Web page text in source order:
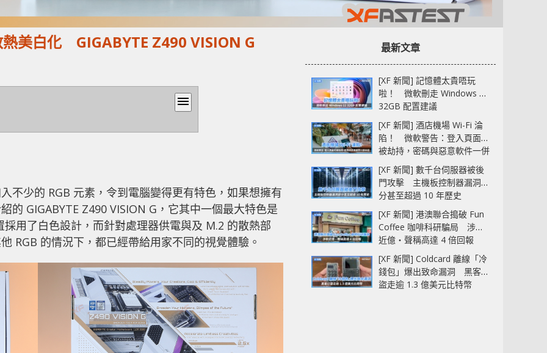
美白化 GIGABYTE Z490 VISION G
menu
不少的 RGB 元素，令到電腦變得更有特色，如果想擁有
的 GIGABYTE Z490 VISION G，它其中一個最大特色是
用了白色設計，而針對處理器供電與及 M.2 的散熱部
RGB 的情況下，都已經帶給用家不同的視覺體驗。
最新文章
[XF 新聞] 記憶體太貴唔玩
啦！ 微軟刪走 Windows 11
32GB 配置建議
[XF 新聞] 酒店機場 Wi-Fi 淪
陷！ 微軟警告：登入頁面可
被劫持，密碼與惡意軟件一併
中招
[XF 新聞] 數千台伺服器被後
門攻擊 主機板控制器漏洞部
分甚至超過 10 年歷史
[XF 新聞] 港澳聯合搗破 Fun
Coffee 咖啡科研騙局 涉款
近億‧聲稱高達 4 倍回報
[XF 新聞] Coldcard 離線「冷
錢包」爆出致命漏洞 黑客已
盜走逾 1.3 億美元比特幣